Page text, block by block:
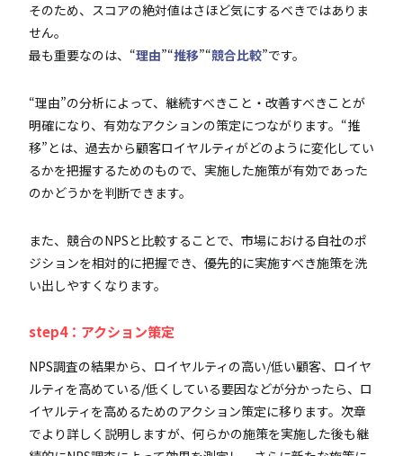
そのため、スコアの絶対値はさほど気にするべきではありま
せん。
最も重要なのは、“理由”“推移”“競合比較”です。
“理由”の分析によって、継続すべきこと・改善すべきことが
明確になり、有効なアクションの策定につながります。“推
移”とは、過去から顧客ロイヤルティがどのように変化してい
るかを把握するためのもので、実施した施策が有効であった
のかどうかを判断できます。
また、競合のNPSと比較することで、市場における自社のポ
ジションを相対的に把握でき、優先的に実施すべき施策を洗
い出しやすくなります。
step4：アクション策定
NPS調査の結果から、ロイヤルティの高い/低い顧客、ロイヤ
ルティを高めている/低くしている要因などが分かったら、ロ
イヤルティを高めるためのアクション策定に移ります。次章
でより詳しく説明しますが、何らかの施策を実施した後も継